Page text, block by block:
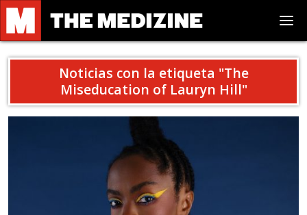
Noticias con la etiqueta "The
Miseducation of Lauryn Hill"